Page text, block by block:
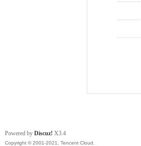
Powered by Discuz! X3.4
Copyright © 2001-2021, Tencent Cloud.